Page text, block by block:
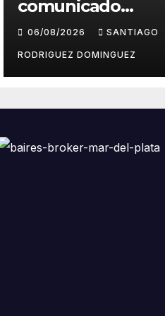
comunicado
repudiando las
cuentas pseudo
periodísticas de
Instagram en Mar
06/08/2026 SANTIAGO
RODRIGUEZ DOMINGUEZ